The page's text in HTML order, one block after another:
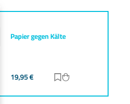
Papier gegen Kälte
19,95€ Zur Merkliste